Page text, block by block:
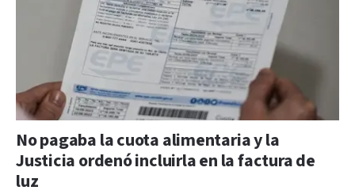
No pagaba la cuota alimentaria y la
Justicia ordenó incluirla en la factura de
luz